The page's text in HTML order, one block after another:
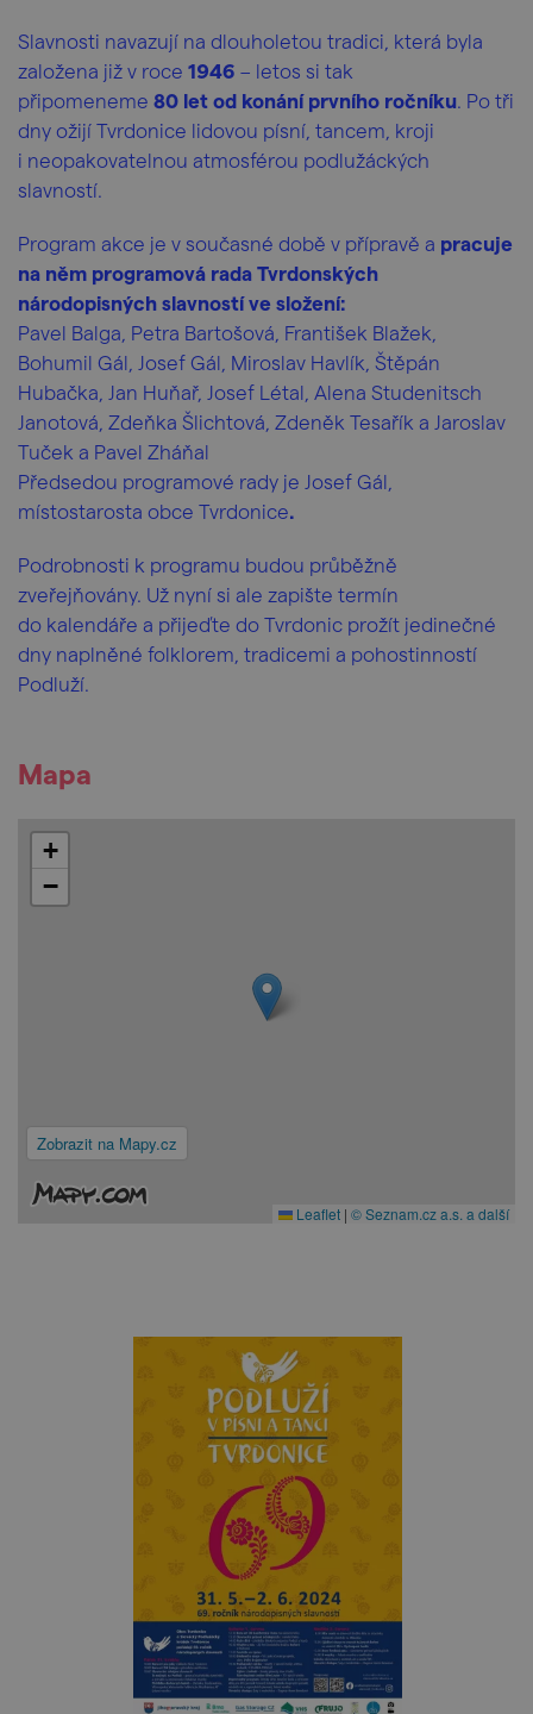
Slavnosti navazují na dlouholetou tradici, která byla
založena již v roce 1946 – letos si tak
připomeneme 80 let od konání prvního ročníku. Po tři
dny ožijí Tvrdonice lidovou písní, tancem, kroji
i neopakovatelnou atmosférou podlužáckých
slavností.
Program akce je v současné době v přípravě a pracuje
na něm programová rada Tvrdonských
národopisných slavností ve složení:
Pavel Balga, Petra Bartošová, František Blažek,
Bohumil Gál, Josef Gál, Miroslav Havlík, Štěpán
Hubačka, Jan Huňař, Josef Létal, Alena Studenitsch
Janotová, Zdeňka Šlichtová, Zdeněk Tesařík a Jaroslav
Tuček a Pavel Zháňal
Předsedou programové rady je Josef Gál,
místostarosta obce Tvrdonice.
Podrobnosti k programu budou průběžně
zveřejňovány. Už nyní si ale zapište termín
do kalendáře a přijeďte do Tvrdonic prožít jedinečné
dny naplněné folklorem, tradicemi a pohostinností
Podluží.
Mapa
Zobrazit na Mapy.cz
+
−
Leaflet | © Seznam.cz a.s. a další